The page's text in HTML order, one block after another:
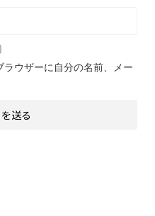
ウザーに自分の名前、メー